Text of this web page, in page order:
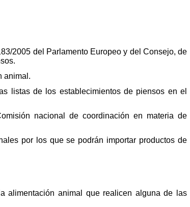
2005 del Parlamento Europeo y del Consejo, de
animal.
listas de los establecimientos de piensos en el
nacional de coordinación en materia de
por los que se podrán importar productos de
alimentación animal que realicen alguna de las